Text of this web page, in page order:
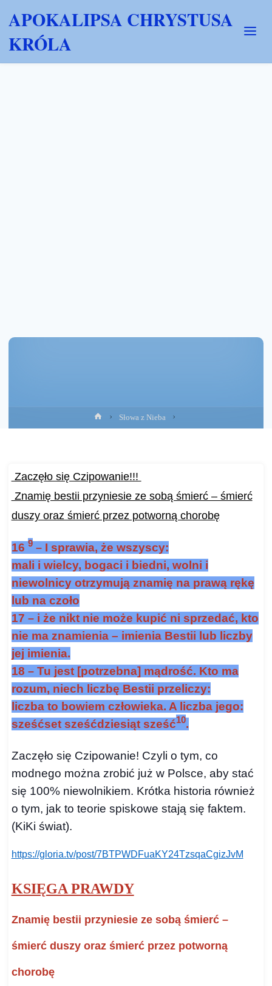
APOKALIPSA CHRYSTUSA
KRÓLA
Strona
główna
Słowa z Nieba
Zaczęło się Czipowanie!!!
Znamię bestii przyniesie ze sobą śmierć – śmierć
duszy oraz śmierć przez potworną chorobę
16 9 – I sprawia, że wszyscy:
mali i wielcy, bogaci i biedni, wolni i
niewolnicy otrzymują znamię na prawą rękę
lub na czoło
17 – i że nikt nie może kupić ni sprzedać, kto
nie ma znamienia – imienia Bestii lub liczby
jej imienia.
18 – Tu jest [potrzebna] mądrość. Kto ma
rozum, niech liczbę Bestii przeliczy:
liczba to bowiem człowieka. A liczba jego:
sześćset sześćdziesiąt sześć10.
Zaczęło się Czipowanie! Czyli o tym, co
modnego można zrobić już w Polsce, aby stać
się 100% niewolnikiem. Krótka historia również
o tym, jak to teorie spiskowe stają się faktem.
(KiKi świat).
https://gloria.tv/post/7BTPWDFuaKY24TzsqaCgizJvM
KSIĘGA PRAWDY
Znamię bestii przyniesie ze sobą śmierć –
śmierć duszy oraz śmierć przez potworną
chorobę